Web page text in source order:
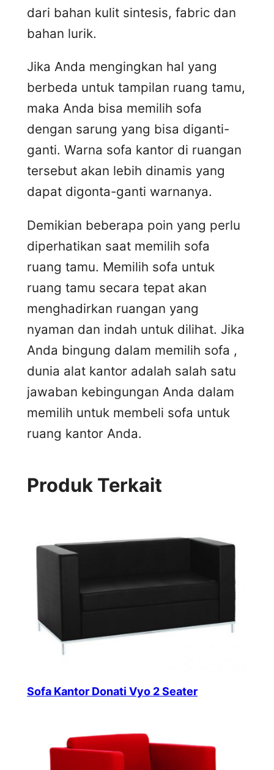
dari bahan kulit sintesis, fabric dan
bahan lurik.
Jika Anda mengingkan hal yang
berbeda untuk tampilan ruang tamu,
maka Anda bisa memilih sofa
dengan sarung yang bisa diganti-
ganti. Warna sofa kantor di ruangan
tersebut akan lebih dinamis yang
dapat digonta-ganti warnanya.
Demikian beberapa poin yang perlu
diperhatikan saat memilih sofa
ruang tamu. Memilih sofa untuk
ruang tamu secara tepat akan
menghadirkan ruangan yang
nyaman dan indah untuk dilihat. Jika
Anda bingung dalam memilih sofa ,
dunia alat kantor adalah salah satu
jawaban kebingungan Anda dalam
memilih untuk membeli sofa untuk
ruang kantor Anda.
Produk Terkait
Sofa Kantor Donati Vyo 2 Seater